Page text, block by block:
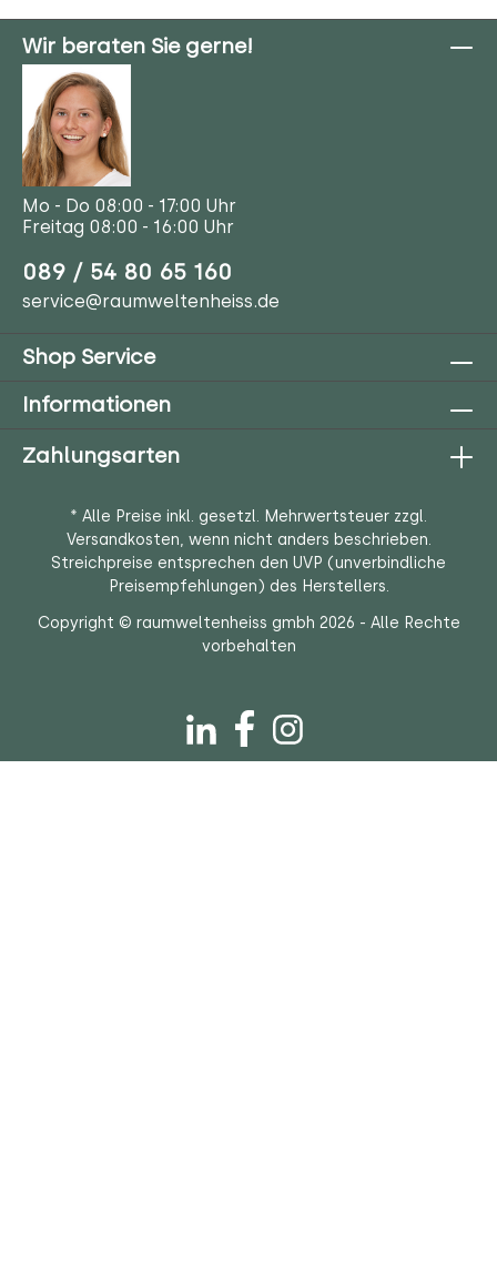
Wir beraten Sie gerne!
Mo - Do 08:00 - 17:00 Uhr
Freitag 08:00 - 16:00 Uhr
089 / 54 80 65 160
service@raumweltenheiss.de
Shop Service
Informationen
Zahlungsarten
* Alle Preise inkl. gesetzl. Mehrwertsteuer zzgl.
Versandkosten, wenn nicht anders beschrieben.
Streichpreise entsprechen den UVP (unverbindliche
Preisempfehlungen) des Herstellers.
Copyright © raumweltenheiss gmbh 2026 - Alle Rechte
vorbehalten